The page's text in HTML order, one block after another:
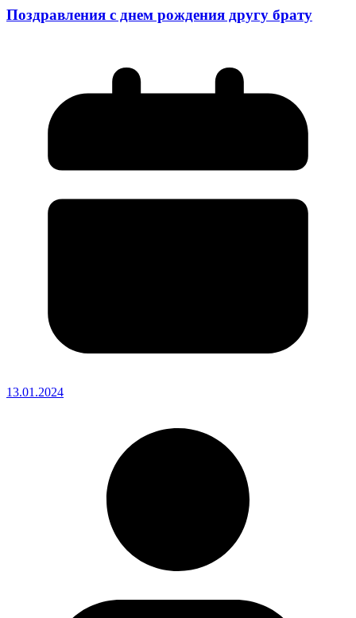
Поздравления с днем рождения другу брату
13.01.2024